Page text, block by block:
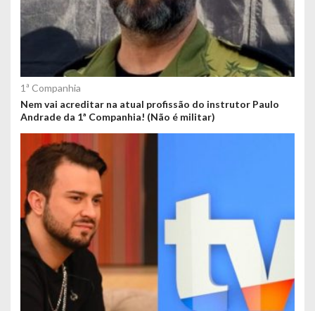
1ª Companhia
Nem vai acreditar na atual profissão do instrutor Paulo
Andrade da 1ª Companhia! (Não é militar)